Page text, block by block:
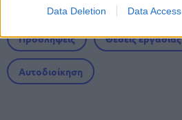
Data Deletion Data Access
Προσλήψεις Θέσεις εργασίας
Αυτοδιοίκηση